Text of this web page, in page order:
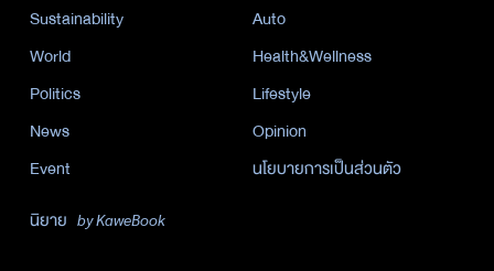
Sustainability
Auto
World
Health&Wellness
Politics
Lifestyle
News
Opinion
Event
นโยบายการเป็นส่วนตัว
นิยาย by KaweBook